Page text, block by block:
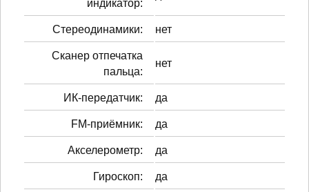
индикатор:
Стереодинамики: нет
Сканер отпечатка
пальца:
нет
ИК-передатчик: да
FM-приёмник: да
Акселерометр: да
Гироскоп: да